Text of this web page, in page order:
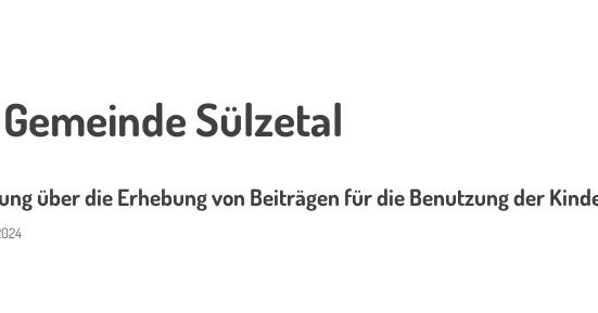
Sülzetal
über die Erhebung von Beiträgen für die Benutzung der